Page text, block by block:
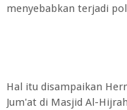
menyebabkan terjadi
Hal itu disampaikan
Jum'at di Masjid Al-